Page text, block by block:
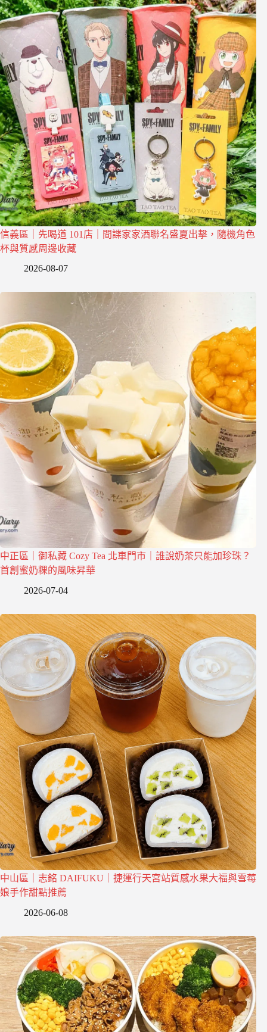
信義區｜先喝道 101店｜間諜家家酒聯名盛夏出擊，隨機角色
杯與質感周邊收藏
2026-08-07
中正區｜御私藏 Cozy Tea 北車門市｜誰說奶茶只能加珍珠？
首創蜜奶粿的風味昇華
2026-07-04
中山區｜志銘 DAIFUKU｜捷運行天宮站質感水果大福與雪莓
娘手作甜點推薦
2026-06-08